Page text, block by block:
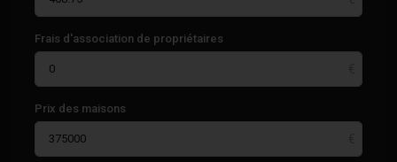
Frais d'association de propriétaires
Prix des maisons